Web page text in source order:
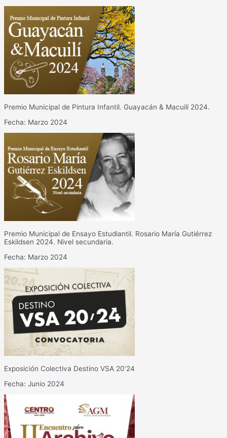
Premio Municipal de Pintura Infantil. Guayacán & Macuilí 2024.
Fecha: Marzo 2024
Premio Municipal de Ensayo Estudiantil. Rosario María Gutiérrez
Eskildsen 2024. Nivel secundaria.
Fecha: Marzo 2024
Exposición Colectiva Destino VSA 20’24
Fecha: Junio 2024